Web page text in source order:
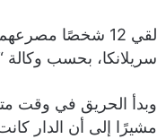
سريلانكا، بحسب
مشيرًا إلى أن الدار